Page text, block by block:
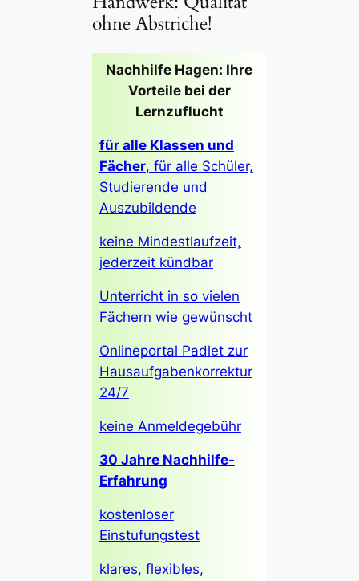
ohne Abstriche!
Nachhilfe Hagen: Ihre
Vorteile bei der
Lernzuflucht
für alle Klassen und
Fächer, für alle Schüler,
Studierende und
Auszubildende
keine Mindestlaufzeit,
jederzeit kündbar
Unterricht in so vielen
Fächern wie gewünscht
Onlineportal Padlet zur
Hausaufgabenkorrektur
24/7
keine Anmeldegebühr
30 Jahre Nachhilfe-
Erfahrung
kostenloser
Einstufungstest
klares, flexibles,